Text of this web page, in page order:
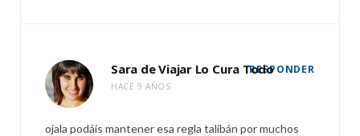
Sara de Viajar Lo Cura Todo
HACE 9 AÑOS
RESPONDER
ojala podáis mantener esa regla talibán por muchos